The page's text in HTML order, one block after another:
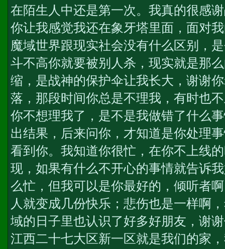
在陌生人中还是第一次。我真的很感
你让我感觉我还在象牙塔里面，面对
魔域世界跟现实社会没有什么区别，
斗不高你就要被别人杀，现实就是那
缩，是战神的保护伞让我长大，谢谢
落，那段时间你总是不理我，有时也
你不想理我了，是不是我做错了什么
出结果，后来问你，才知道是你处理
看到你。我知道你很忙，在你不上线
现，如果有什么不开心的事情就告诉
么忙，但我可以是你最好的，倾听者
人就变成几份快乐；悲伤也是一样啊
域的日子里也认识了好多好朋友，谢
江西二十七大区新一区就是我们的家